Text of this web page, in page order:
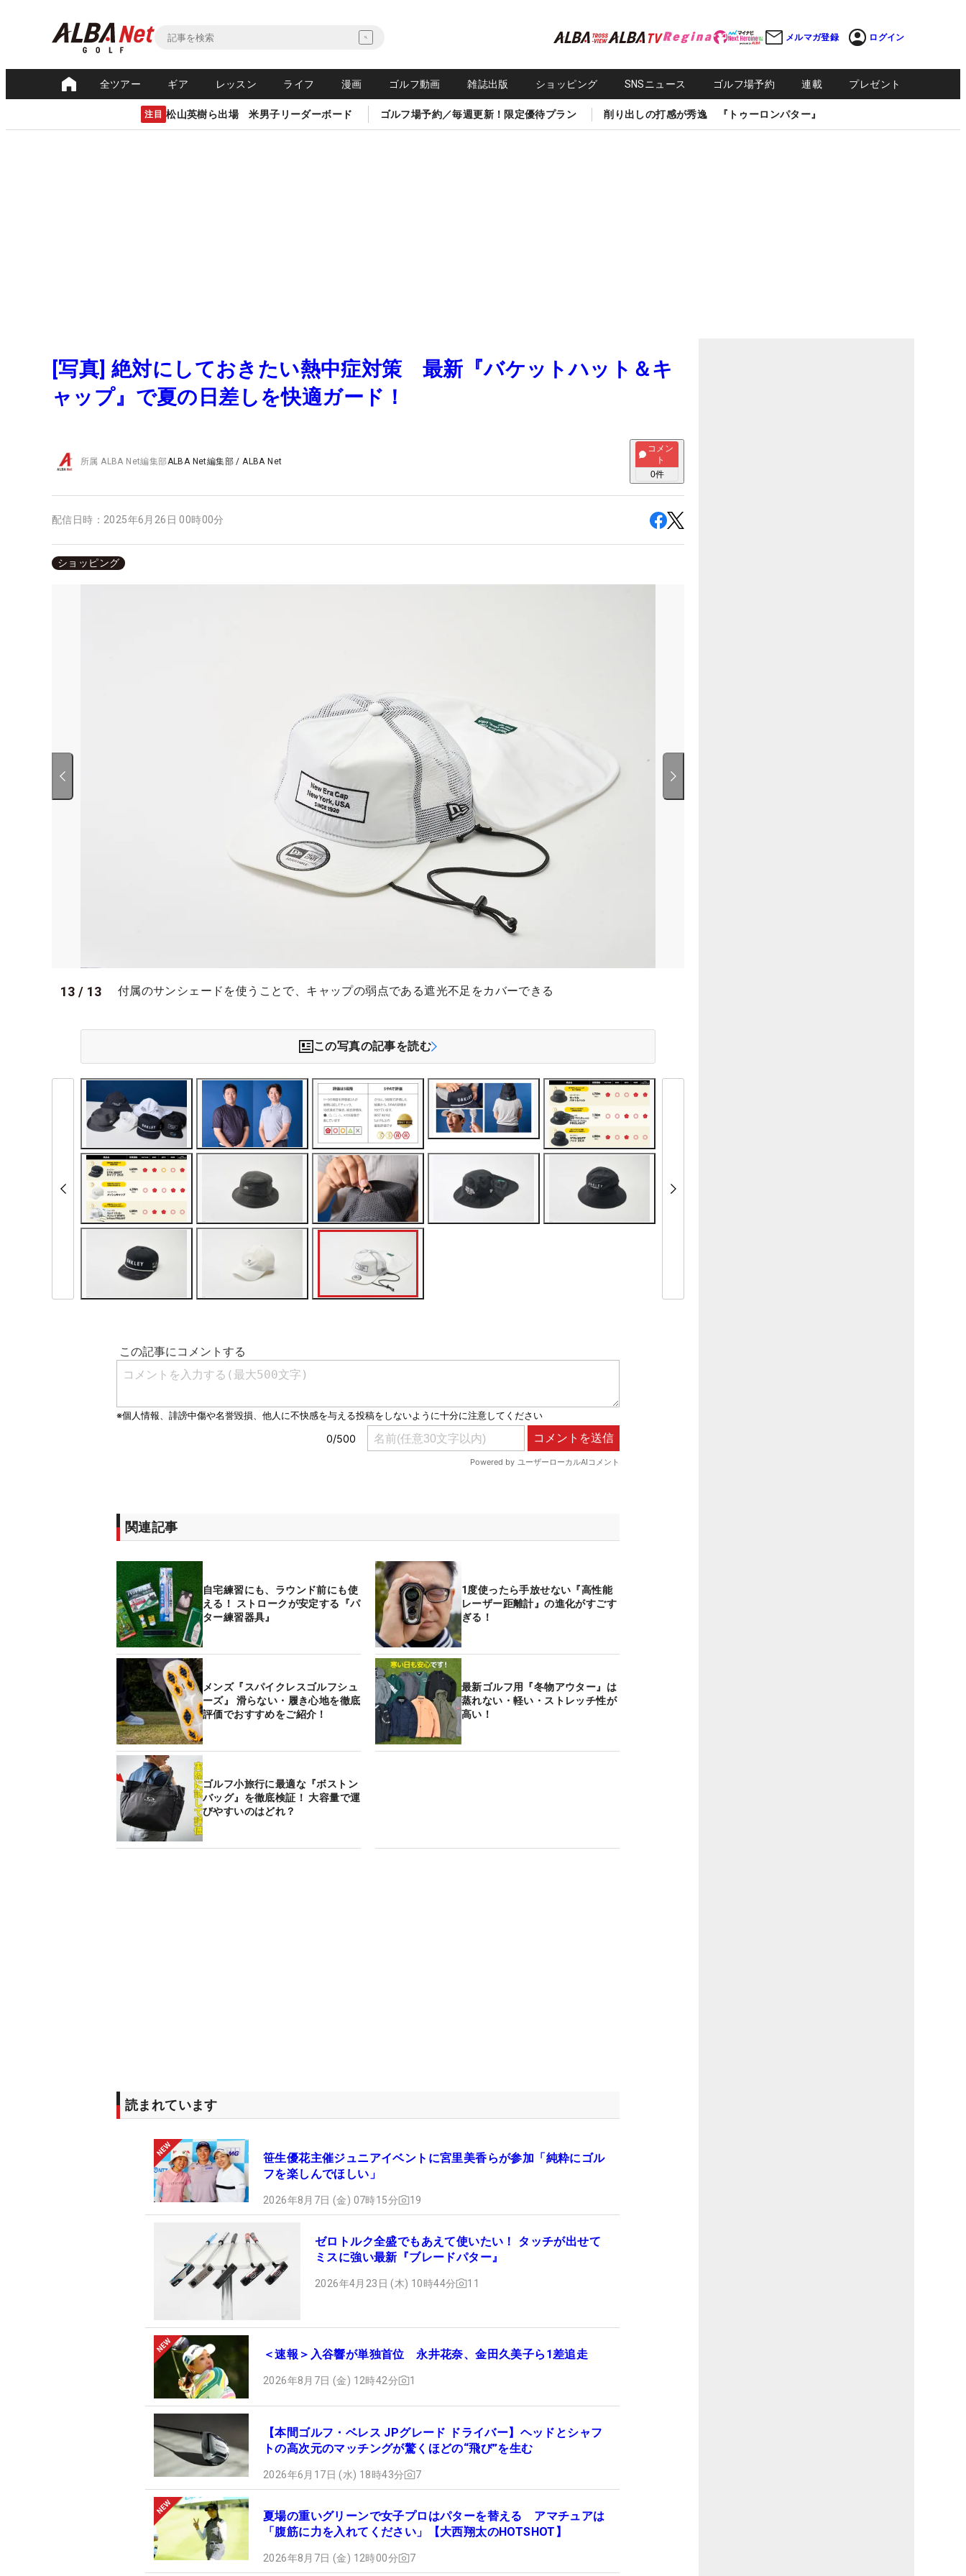
メルマガ登録 ログイン
全ツアー ギア レッスン ライフ 漫画 ゴルフ動画 雑誌出版 ショッピング SNSニュース ゴルフ場予約 連載 プレゼント
注目 松山英樹ら出場 米男子リーダーボード ゴルフ場予約／毎週更新！限定優待プラン 削り出しの打感が秀逸 『トゥーロンパター』
[写真] 絶対にしておきたい熱中症対策 最新『バケットハット＆キ
ャップ』で夏の日差しを快適ガード！
所属ALBA Net編集部ALBA Net編集部 /ALBA Net
コメン
ト
0件
配信日時： 2025年6月26日 00時00分
ショッピング
13 / 13 付属のサンシェードを使うことで、キャップの弱点である遮光不足をカバーできる
この写真の記事を読む
関連記事
自宅練習にも、ラウンド前にも使
える！ ストロークが安定する『パ
ター練習器具』
1度使ったら手放せない『高性能
レーザー距離計』の進化がすごす
ぎる！
メンズ『スパイクレスゴルフシュ
ーズ』 滑らない・履き心地を徹底
評価でおすすめをご紹介！
最新ゴルフ用『冬物アウター』は
蒸れない・軽い・ストレッチ性が
高い！
ゴルフ小旅行に最適な『ボストン
バッグ』を徹底検証！ 大容量で運
びやすいのはどれ？
読まれています
笹生優花主催ジュニアイベントに宮里美香らが参加「純粋にゴル
フを楽しんでほしい」
2026年8月7日 (金) 07時15分 19
ゼロトルク全盛でもあえて使いたい！ タッチが出せて
ミスに強い最新『ブレードパター』
2026年4月23日 (木) 10時44分 11
＜速報＞入谷響が単独首位 永井花奈、金田久美子ら1差追走
2026年8月7日 (金) 12時42分 1
【本間ゴルフ・ベレス JPグレード ドライバー】ヘッドとシャフ
トの高次元のマッチングが驚くほどの“飛び”を生む
2026年6月17日 (水) 18時43分 7
夏場の重いグリーンで女子プロはパターを替える アマチュアは
「腹筋に力を入れてください」【大西翔太のHOTSHOT】
2026年8月7日 (金) 12時00分 7